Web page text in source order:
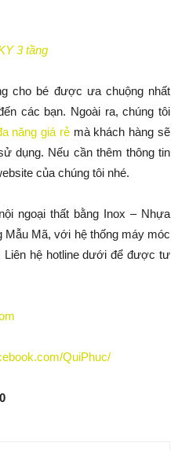
3 tầng
cho bé được ưa chuộng nhất
các bạn. Ngoài ra, chúng tôi
năng giá rẻmà khách hàng sẽ
dụng. Nếu cần thêm thông tin
của chúng tôi nhé.
ngoại thất bằng Inox – Nhựa
Mã, với hệ thống máy móc
Liên hệ hotline dưới để được tư
QuiPhuc/